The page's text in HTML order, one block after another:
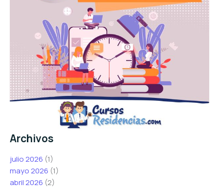
Archivos
julio 2026 (1)
mayo 2026 (1)
abril 2026 (2)